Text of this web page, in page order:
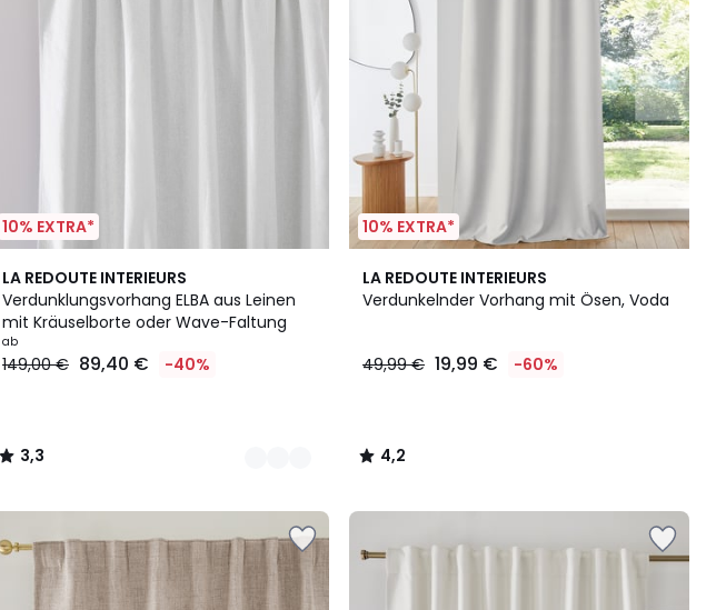
10% EXTRA*
LA REDOUTE INTERIEURS
Verdunklungsvorhang ELBA aus Leinen
mit Kräuselborte oder Wave-Faltung
ab
149,00 € 89,40 € -40%
3,3
/ 5
4
Farben
3,3
/
10% EXTRA*
LA REDOUTE INTERIEURS
Verdunkelnder Vorhang mit Ösen, Voda
49,99 € 19,99 € -60%
4,2
/ 5
4,2
/